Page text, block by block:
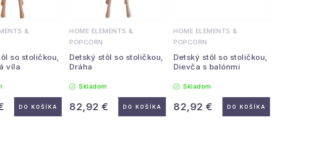
&
so stoličkou,
víla
DO KOŠÍKA
HOME ELEMENTS &
POPCORN
Detský stôl so stoličkou,
Dráha
Skladom
82,92 € DO KOŠÍKA
HOME ELEMENTS &
POPCORN
Detský stôl so stoličkou,
Dievča s balónmi
Skladom
82,92 € DO KOŠÍKA